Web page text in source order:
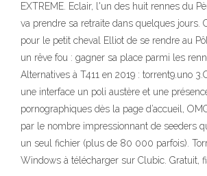
EXTREME. Eclair, l'un des huit rennes du
va prendre sa retraite dans quelques jours.
pour le petit cheval Elliot de se rendre au
un rêve fou : gagner sa place parmi les
Alternatives à T411 en 2019 : torrent9.uno
une interface un poli austère et une
pornographiques dès la page d’accueil,
par le nombre impressionnant de seeders
un seul fichier (plus de 80 000 parfois).
Windows à télécharger sur Clubic. Gratuit,